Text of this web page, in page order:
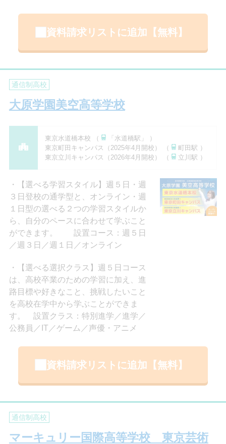
資料請求リストに追加【無料】
通信制高校
大原学園美空高等学校
東京水道橋本校 （
「水道橋駅」 ）
東京町田キャンパス（2025年4月開校） （
町田駅 ）
東京立川キャンパス（2026年4月開校） （
立川駅 ）
【選べる学習スタイル】週５日・週
３日登校の通学型と、オンライン・週
１日型の選べる２つの学習スタイルか
ら、自分のペースに合わせて学ぶこと
ができます。 設置コース：週５日
／週３日／週１日／オンライン
【選べる選択クラス】週５日コース
は、高校卒業のための学習に加え、進
路目標や好きなこと、挑戦したいこと
を高校在学中から学ぶことができま
す。 設置クラス：特別進学／進学／
公務員／IT／ゲーム／声優・アニメ
資料請求リストに追加【無料】
通信制高校
マーキュリー国際高等学校 東京芸術